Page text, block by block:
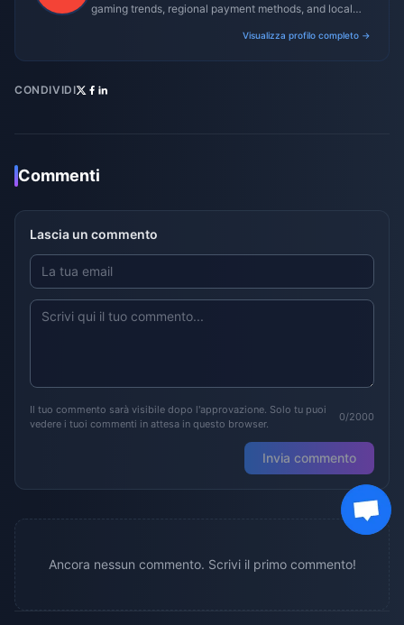
gaming trends, regional payment methods, and local
Visualizza profilo completo →
CONDIVIDI
Commenti
Lascia un commento
Il tuo commento sarà visibile dopo l'approvazione. Solo tu puoi
vedere i tuoi commenti in attesa in questo browser.
0/2000
Invia commento
Ancora nessun commento. Scrivi il primo commento!